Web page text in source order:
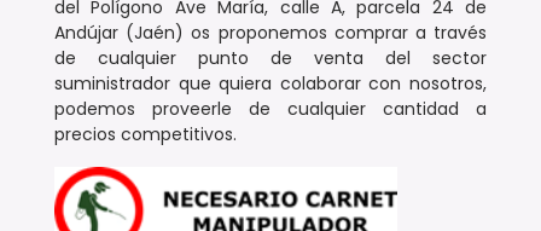
del Polígono Ave María, calle A, parcela 24 de
Andújar (Jaén) os proponemos comprar a través
de cualquier punto de venta del sector
suministrador que quiera colaborar con nosotros,
podemos proveerle de cualquier cantidad a
precios competitivos.